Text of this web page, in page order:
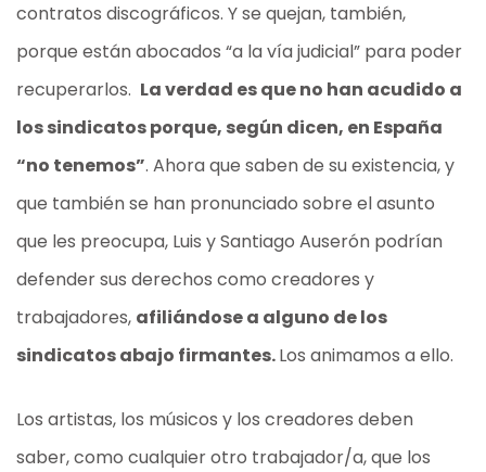
contratos discográficos. Y se quejan, también,
porque están abocados “a la vía judicial” para poder
recuperarlos. La verdad es que no han acudido a
los sindicatos porque, según dicen, en España
“no tenemos”. Ahora que saben de su existencia, y
que también se han pronunciado sobre el asunto
que les preocupa, Luis y Santiago Auserón podrían
defender sus derechos como creadores y
trabajadores, afiliándose a alguno de los
sindicatos abajo firmantes.Los animamos a ello.
Los artistas, los músicos y los creadores deben
saber, como cualquier otro trabajador/a, que los